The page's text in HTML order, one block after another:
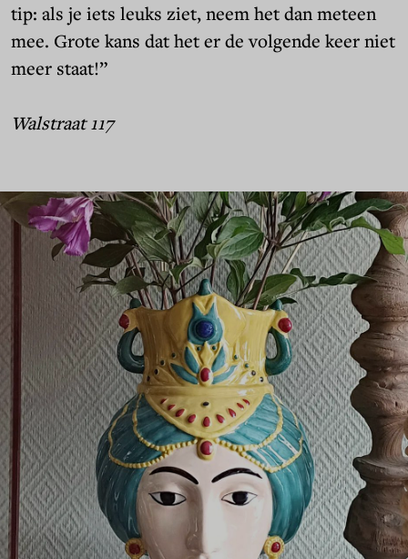
tip: als je iets leuks ziet, neem het dan meteen
mee. Grote kans dat het er de volgende keer niet
meer staat!”
Walstraat 117